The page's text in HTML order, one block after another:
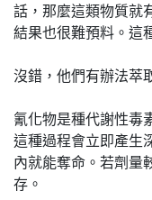
話，那麼這類物質就
結果也很難預料。這
沒錯，他們有辦法萃
氰化物是種代謝性毒
這種過程會立即產生
內就能奪命。若劑量
存。